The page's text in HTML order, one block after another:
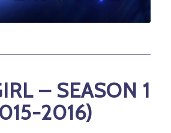
– SEASON 1
2016)